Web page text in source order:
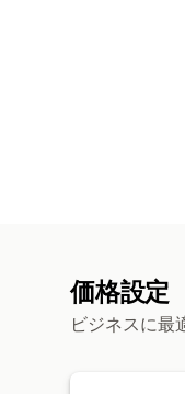
価格設定
ビジネスに最